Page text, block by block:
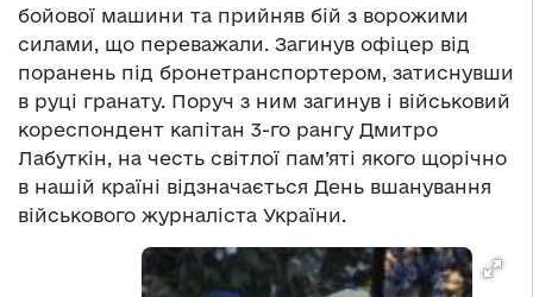
бойової машини та прийняв бій з ворожими
силами, що переважали. Загинув офіцер від
поранень під бронетранспортером, затиснувши
в руці гранату. Поруч з ним загинув і військовий
кореспондент капітан 3-го рангу Дмитро
Лабуткін, на честь світлої пам’яті якого щорічно
в нашій країні відзначається День вшанування
військового журналіста України.